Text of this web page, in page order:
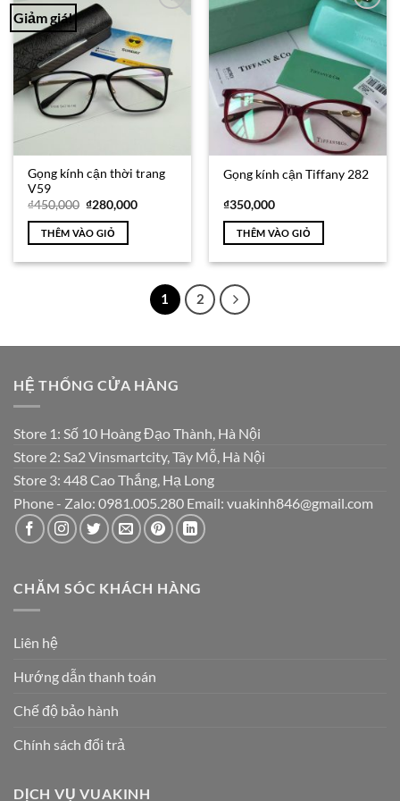
Giảm giá!
Wishlist
Gọng kính cận thời trang
V59
₫450,000 Giá
là:
₫450,000.
₫280,000Giá
THÊM VÀO GIỎ
Add to
Gọng kính cận Tiffany 282
₫350,000
THÊM VÀO GIỎ
1 2
HỆ THỐNG CỬA HÀNG
Store 1: Số 10 Hoàng Đạo Thành, Hà Nội
Store 2: Sa2 Vinsmartcity, Tây Mỗ, Hà Nội
Store 3: 448 Cao Thắng, Hạ Long
Phone - Zalo: 0981.005.280 Email: vuakinh846@gmail.com
CHĂM SÓC KHÁCH HÀNG
Liên hệ
Hướng dẫn thanh toán
Chế độ bảo hành
Chính sách đổi trả
DỊCH VỤ VUAKINH